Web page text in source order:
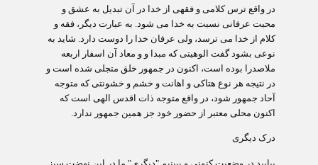
در واقع ترس کلامی و فقهی از خدا در آن تبدیل به عشق و
محبت عرفانی نسبت به خدا می شود. به عبارت دیگر، فقه و
کلام از خدا می ترسد، ولی عرفان خدا را دوست دارد. شاید به
نوعی بشود گفت الوهیتی که مبدا و و معاد آن اسفار اربعه
ملاصدرا بوده است، اکنون در جمهور خلق متجلی شده است و
در نتیجه هر نوع هتاکی و اهانت و خشم و خشونتی که متوجه
آحاد جمهور شود، در واقع متوجه ذات اقدس الهی است که
اکنون محلی معتبر از حضور خود جز همین جمهور ندارد.
درک دیگری